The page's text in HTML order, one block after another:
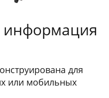
информация
для
или мобильных